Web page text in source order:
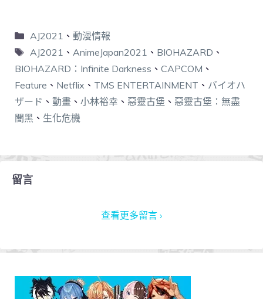
AJ2021 、 動漫情報
AJ2021 、 AnimeJapan2021 、 BIOHAZARD 、
BIOHAZARD：Infinite Darkness 、 CAPCOM 、
Feature 、 Netflix 、 TMS ENTERTAINMENT 、 バイオハ
ザード 、 動畫 、 小林裕幸 、 惡靈古堡 、 惡靈古堡：無盡
闇黑 、 生化危機
留言
查看更多留言 ›